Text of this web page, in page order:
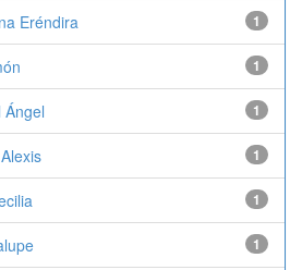
Eréndira 1
1
1
1
1
1